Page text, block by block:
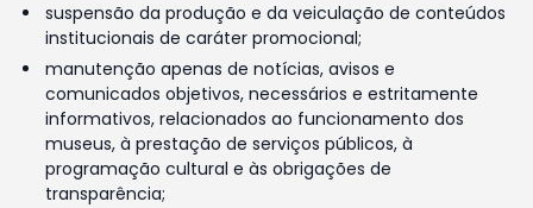
suspensão da produção e da veiculação de conteúdos
institucionais de caráter promocional;
manutenção apenas de notícias, avisos e
comunicados objetivos, necessários e estritamente
informativos, relacionados ao funcionamento dos
museus, à prestação de serviços públicos, à
programação cultural e às obrigações de
transparência;